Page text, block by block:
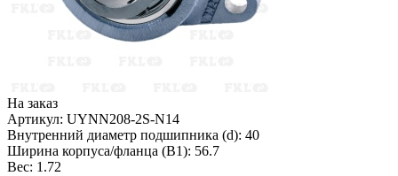
На заказ
Артикул: UYNN208-2S-N14
Внутренний диаметр подшипника (d): 40
Ширина корпуса/фланца (B1): 56.7
Вес: 1.72